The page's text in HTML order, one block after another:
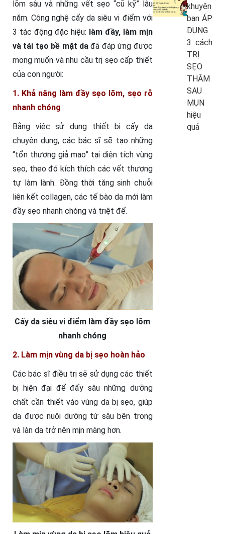
lõm sâu và những vết sẹo “cũ kỹ” lâu
năm. Công nghệ cấy da siêu vi điểm với
3 tác động đặc hiệu: làm đầy, làm mịn
và tái tạo bề mặt da đã đáp ứng được
mong muốn và nhu cầu trị sẹo cấp thiết
của con người:
1. Khả năng làm đầy sẹo lõm, sẹo rỗ
nhanh chóng
Bằng việc sử dụng thiết bị cấy da
chuyên dụng, các bác sĩ sẽ tạo những
“tổn thương giả mạo” tại diện tích vùng
sẹo, theo đó kích thích các vết thương
tự làm lành. Đồng thời tăng sinh chuỗi
liên kết collagen, các tế bào da mới làm
đầy sẹo nhanh chóng và triệt để.
Cấy da siêu vi điểm làm đầy sẹo lõm
nhanh chóng
2. Làm mịn vùng da bị sẹo hoàn hảo
Các bác sĩ điều trị sẽ sử dụng các thiết
bị hiện đại để đẩy sâu những dưỡng
chất cần thiết vào vùng da bị sẹo, giúp
da được nuôi dưỡng từ sâu bên trong
và làn da trở nên mịn màng hơn.
khuyên
bạn ÁP
DỤNG
3 cách
TRỊ
SẸO
THÂM
SAU
MỤN
hiệu
quả